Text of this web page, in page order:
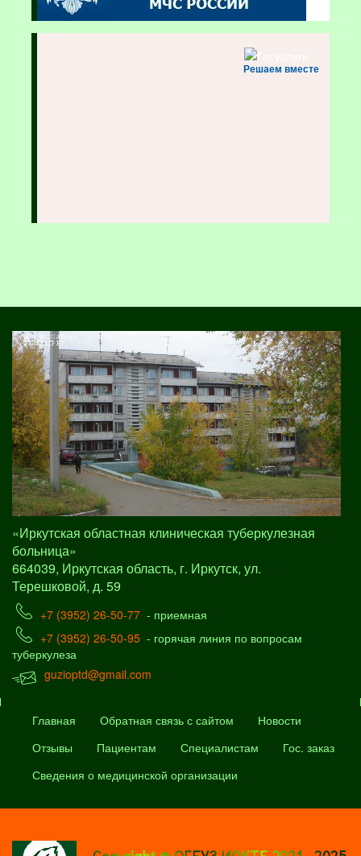
Решаем вместе
«Иркутская областная клиническая туберкулезная
больница»
664039, Иркутская область, г. Иркутск, ул.
Терешковой, д. 59
+7 (3952) 26-50-77 - приемная
+7 (3952) 26-50-95 - горячая линия по вопросам
туберкулеза
guzioptd@gmail.com
Главная Обратная связь с сайтом
Новости
Отзывы
Пациентам Специалистам
Гос. заказ
Сведения о медицинской организации